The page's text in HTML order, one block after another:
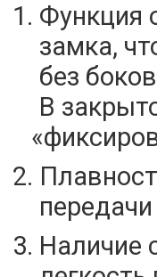
Функция
замка,
без
В
Наличие